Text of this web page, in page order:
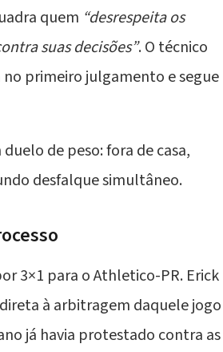
quem “desrespeita os
suas decisões”. O técnico
primeiro julgamento e segue
de peso: fora de casa,
desfalque simultâneo.
3×1 para o Athletico-PR. Erick
à arbitragem daquele jogo
já havia protestado contra as